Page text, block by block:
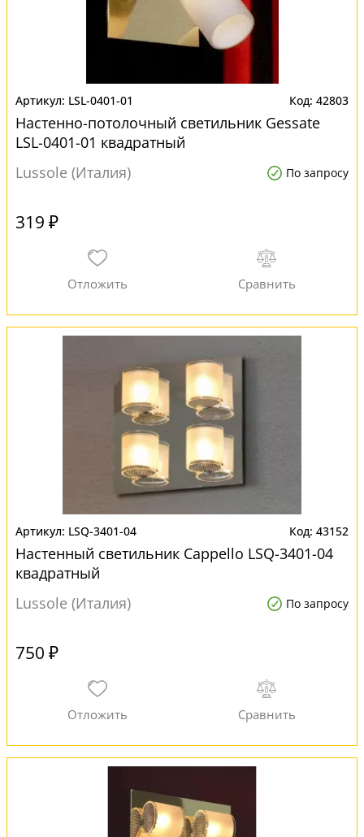
LSL-0401-01 42803
Настенно-потолочный светильник Gessate
LSL-0401-01 квадратный
Lussole (Италия)
По запросу
319 ₽
LSQ-3401-04 43152
Настенный светильник Cappello LSQ-3401-04
квадратный
Lussole (Италия)
По запросу
750 ₽